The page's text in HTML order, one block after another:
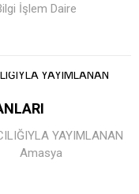
İşlem Daire
YAYIMLANAN
Amasya